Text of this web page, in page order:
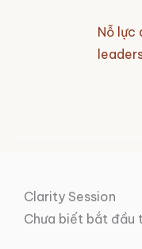
Nỗ lực
Clarity Session
Chưa biết bắt đầu